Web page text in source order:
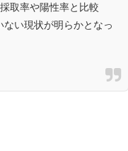
取率や陽性率と比較
い現状が明らかとなっ